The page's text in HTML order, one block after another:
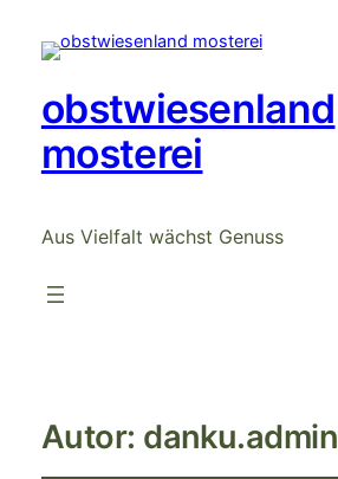
obstwiesenland
mosterei
Aus Vielfalt wächst Genuss
Autor: danku.admin